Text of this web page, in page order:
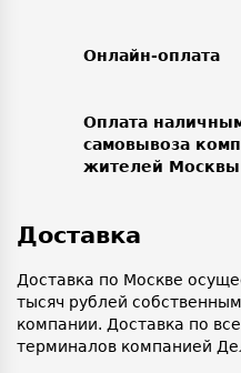
Онлайн-оплата
Оплата
самовывоза
жителей Москвы
Доставка
Доставка по Москве
тысяч рублей
компании. Доставка по
терминалов компанией